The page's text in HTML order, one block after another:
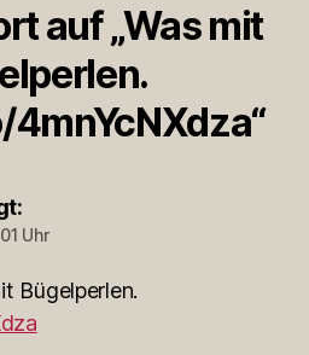
auf „Was mit
Uhr
Bügelperlen.